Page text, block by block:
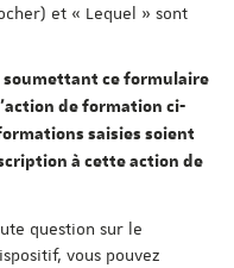
et « Lequel » sont
soumettant ce formulaire
de formation ci-
saisies soient
à cette action de
question sur le
vous pouvez